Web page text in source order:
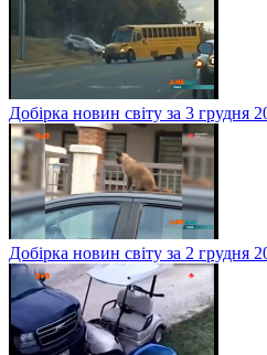
Добірка новин світу за 3 грудня
Добірка новин світу за 2 грудня